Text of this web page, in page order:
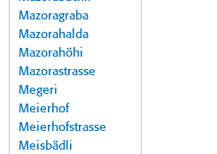
Mazoragraba
Mazorahalda
Mazorahöhi
Mazorastrasse
Megeri
Meierhof
Meierhofstrasse
Meisbädli